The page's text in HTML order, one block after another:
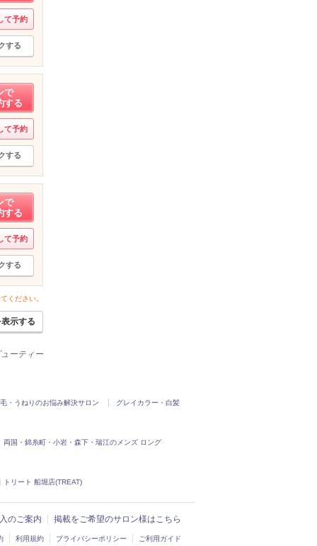
て予約
する
で
する
て予約
する
で
する
て予約
する
ください。
示する
ーティー
・うねりのお悩み解決サロン
グレイカラー・白髪
両国・錦糸町・小岩・森下・瑞江のメンズ ロング
| トリート 船堀店(TREAT)
のご案内 掲載をご希望のサロン様はこちら
利用規約 プライバシーポリシー ご利用ガイド